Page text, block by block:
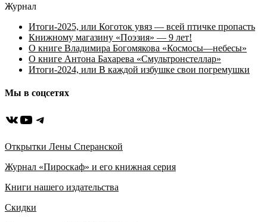
Журнал
Итоги-2025, или Коготок увяз — всей птичке пропасть
Книжному магазину «Поэзия» — 9 лет!
О книге Владимира Богомякова «Космосы—небесы»
О книге Антона Бахарева «Смультронстеллар»
Итоги-2024, или В каждой избушке свои погремушки
Мы в соцсетях
ВКонтакте
YouTube
Telegram
Открытки Лены Сперанской
Журнал «Пироскаф» и его книжная серия
Книги нашего издательства
Скидки